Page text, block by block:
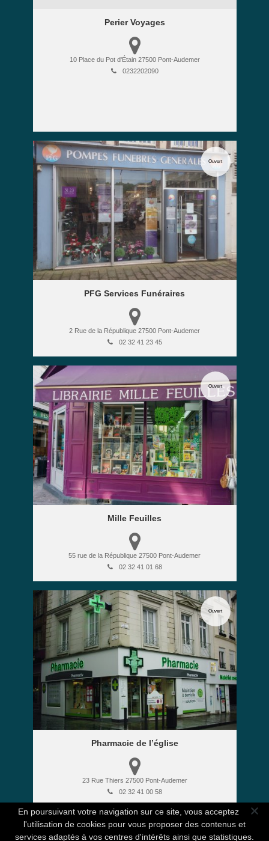
Perier Voyages
10 Place du Pot d'Étain 27500 Pont-Audemer
0232202090
PFG Services Funéraires
2 Rue de la République 27500 Pont-Audemer
02 32 41 23 45
Ouvert
Mille Feuilles
55 rue de la République 27500 Pont-Audemer
02 32 41 01 68
Ouvert
Pharmacie de l’église
23 Rue Thiers 27500 Pont-Audemer
02 32 41 00 58
Ouvert
En poursuivant votre navigation sur ce site, vous acceptez
l'utilisation de cookies pour vous proposer des contenus et
services adaptés à vos centres d'intérêts ainsi que statistiques.